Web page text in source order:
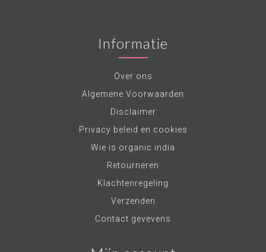
Informatie
Over ons
Algemene Voorwaarden
Disclaimer
Privacy beleid en cookies
Wie is organic india
Retourneren
Klachtenregeling
Verzenden
Contact gevevens